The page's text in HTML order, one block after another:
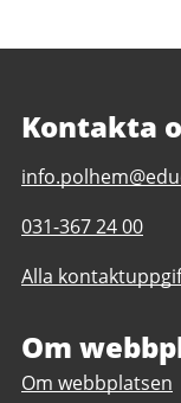
Kontakta
E-
till
Telefonnummer
031-367 24 00
Alla
Om
Om webbplatsen